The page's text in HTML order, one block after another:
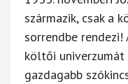
származik, csak a
sorrendbe
költői univerzumát
gazdagabb